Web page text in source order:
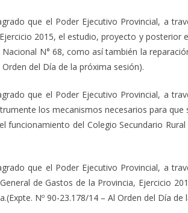
que el Poder Ejecutivo Provincial, a
2015, el estudio, proyecto y posterior
N° 68, como así también la
del Día de la próxima sesión).
que el Poder Ejecutivo Provincial, a
los mecanismos necesarios para que
del Colegio Secundario Rural
que el Poder Ejecutivo Provincial, a
de Gastos de la Provincia, Ejercicio
Nº 90-23.178/14 – Al Orden del Día de